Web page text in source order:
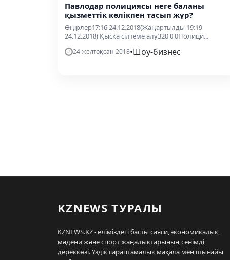
Павлодар полициясы неге баланы
қызметтік көлікпен тасып жүр?
Өңірлер17:16 24.12.2018(Жаңартылды 19:19
24.12.2018) Қысқа сілтеме алу320 0 0Полици...
24 желтоқсан 2018•Шоу-бизнес
KZNEWS ТУРАЛЫ
KZNEWS.KZ - еліміздегі басты саяси, экономикалық,
мәдени және спорт жаңалықтарының сенімді
дереккөзі. Үздік сараптамалық мақала мен шынайы